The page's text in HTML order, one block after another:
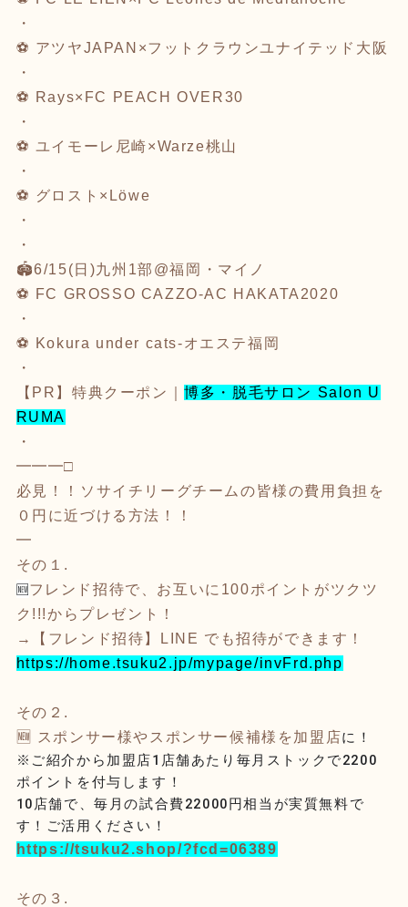
・
⚽️ アツヤJAPAN×フットクラウンユナイテッド大阪
・
⚽️ Rays×FC PEACH OVER30
・
⚽️ ユイモーレ尼崎×Warze桃山
・
⚽️ グロスト×Löwe
・
・
🏟️6/15(日)九州1部@福岡・マイノ
⚽️ FC GROSSO CAZZO-AC HAKATA2020
・
⚽️ Kokura under cats-オエステ福岡
・
【PR】特典クーポン｜博多・脱毛サロン Salon U
RUMA
・
━━━□
必見！！ソサイチリーグチームの皆様の費用負担を
０円に近づける方法！！
━
その１.
🆕フレンド招待で、お互いに100ポイントがツクツ
ク!!!からプレゼント！
→【フレンド招待】LINE でも招待ができます！
https://home.tsuku2.jp/mypage/invFrd.php
その２.
🆕 スポンサー様やスポンサー候補様を加盟店に！
※ご紹介から加盟店1店舗あたり毎月ストックで2200
ポイントを付与します！
10店舗で、毎月の試合費22000円相当が実質無料で
す！ご活用ください！
https://tsuku2.shop/?fcd=06389
その３.